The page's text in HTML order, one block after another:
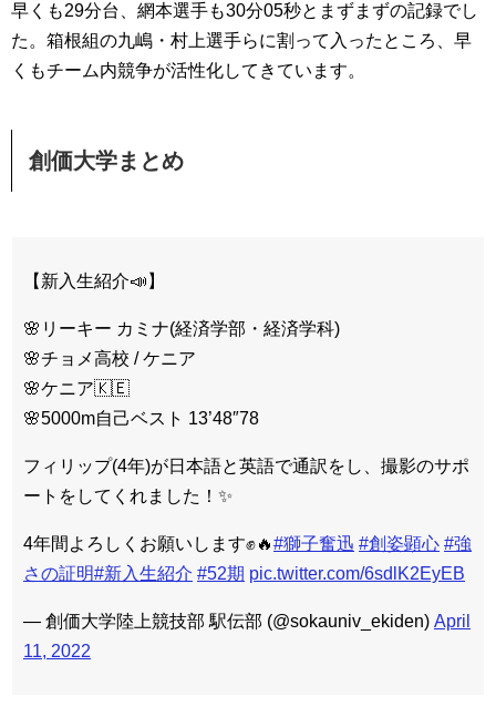
早くも29分台、網本選手も30分05秒とまずまずの記録でし
た。箱根組の九嶋・村上選手らに割って入ったところ、早
くもチーム内競争が活性化してきています。
創価大学まとめ
【新入生紹介📣】
🌸リーキー カミナ(経済学部・経済学科)
🌸チョメ高校 / ケニア
🌸ケニア🇰🇪
🌸5000m自己ベスト 13’48″78
フィリップ(4年)が日本語と英語で通訳をし、撮影のサポ
ートをしてくれました！✨
4年間よろしくお願いします✊🔥#獅子奮迅 #創姿顕心 #強
さの証明#新入生紹介 #52期 pic.twitter.com/6sdlK2EyEB
— 創価大学陸上競技部 駅伝部 (@sokauniv_ekiden) April
11, 2022